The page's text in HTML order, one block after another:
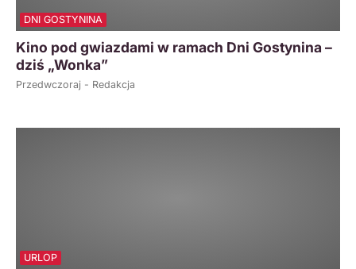
DNI GOSTYNINA
Kino pod gwiazdami w ramach Dni Gostynina –
dziś „Wonka”
Przedwczoraj - Redakcja
URLOP